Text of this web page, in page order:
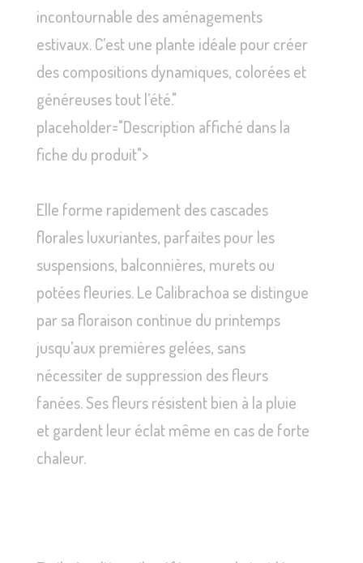
incontournable des aménagements
estivaux. C’est une plante idéale pour créer
des compositions dynamiques, colorées et
généreuses tout l’été."
placeholder="Description affiché dans la
fiche du produit">
Elle forme rapidement des cascades
florales luxuriantes, parfaites pour les
suspensions, balconnières, murets ou
potées fleuries. Le Calibrachoa se distingue
par sa floraison continue du printemps
jusqu’aux premières gelées, sans
nécessiter de suppression des fleurs
fanées. Ses fleurs résistent bien à la pluie
et gardent leur éclat même en cas de forte
chaleur.